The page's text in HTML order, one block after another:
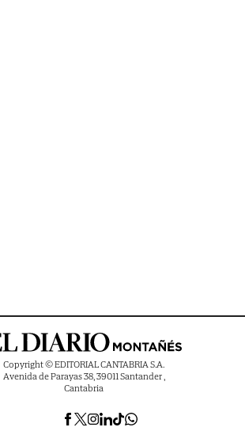
Copyright © EDITORIAL CANTABRIA S.A.
Avenida de Parayas 38, 39011 Santander ,
Cantabria